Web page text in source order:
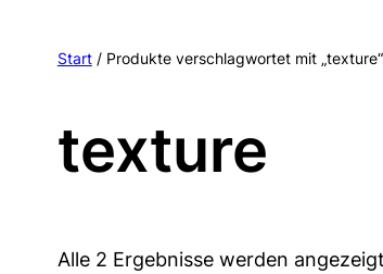
Start/ Produkte verschlagwortet mit „texture“
texture
Alle 2 Ergebnisse werden angezeigt